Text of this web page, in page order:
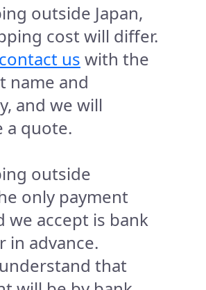
outside Japan,
cost will differ.
us with the
name and
and we will
a quote.
outside
only payment
we accept is bank
in advance.
that